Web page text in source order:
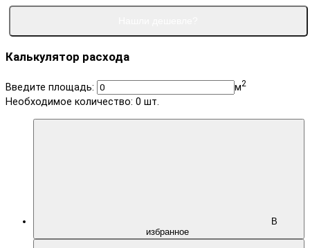
Калькулятор расхода
Введите площадь: м2
Необходимое количество: 0 шт.
В
избранное